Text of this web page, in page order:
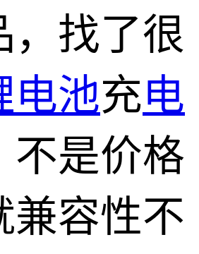
，找了很
电池充电
不是价格
兼容性不